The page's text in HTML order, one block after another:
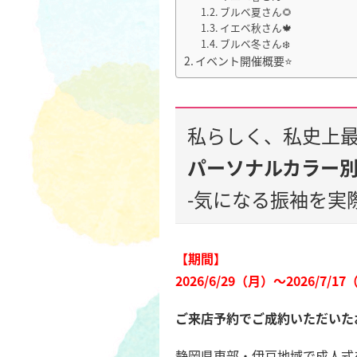
ブルベ夏さん🌻
イエベ秋さん🍁
ブルベ冬さん❄️
イベント開催概要⭐️
私らしく、私史
パーソナルカラー
-気になる振袖を実
【期間】
2026/6/29（月）～2026/7/17
ご来店予約でご成約いただい